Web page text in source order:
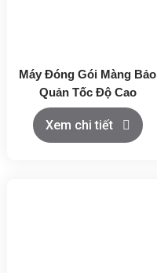
Máy Đóng Gói Màng Bảo
Quản Tốc Độ Cao
Xem chi tiết